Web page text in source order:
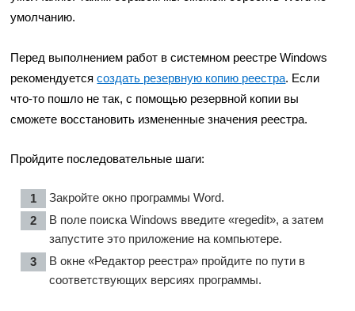
умолчанию.
Перед выполнением работ в системном реестре Windows
рекомендуетсясоздать резервную копию реестра. Если
что-то пошло не так, с помощью резервной копии вы
сможете восстановить измененные значения реестра.
Пройдите последовательные шаги:
Закройте окно программы Word.
В поле поиска Windows введите «regedit», а затем
запустите это приложение на компьютере.
В окне «Редактор реестра» пройдите по пути в
соответствующих версиях программы.